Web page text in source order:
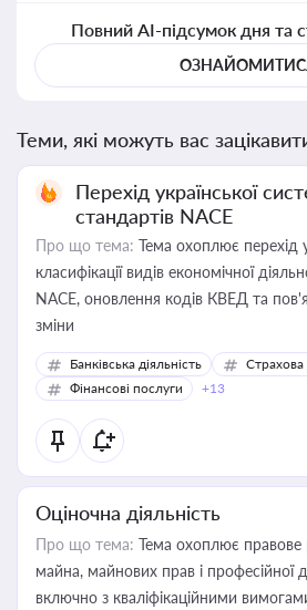
Повний AI-підсумок дня та
Теми, які можуть вас
Перехід української
стандартів NACE
Про що тема: Тема охоплює перехід
класифікації видів економічної
NACE, оновлення кодів КВЕД та
зміни
Банківська діяльність
Страхова
Фінансові послуги
+13
Оціночна діяльність
Про що тема: Тема охоплює правове
майна, майнових прав і професійної
включно з кваліфікаційними